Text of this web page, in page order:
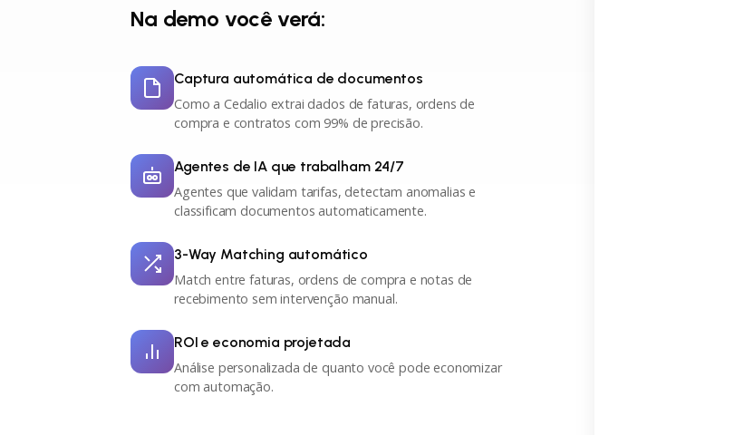
Na demo você verá:
Captura automática de documentos
Como a Cedalio extrai dados de faturas, ordens de
compra e contratos com 99% de precisão.
Agentes de IA que trabalham 24/7
Agentes que validam tarifas, detectam anomalias e
classificam documentos automaticamente.
3-Way Matching automático
Match entre faturas, ordens de compra e notas de
recebimento sem intervenção manual.
ROI e economia projetada
Análise personalizada de quanto você pode economizar
com automação.